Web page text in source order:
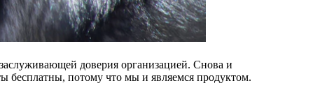
доверия организацией. Снова и
бесплатны, потому что мы и являемся продуктом.